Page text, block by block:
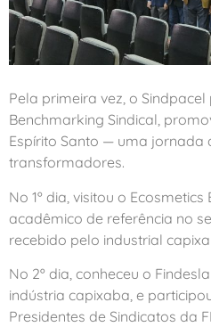
Pela primeira vez, o
Benchmarking Sindical,
Espírito Santo — uma jornada
transformadores.
No 1º dia, visitou o
acadêmico de referência no
recebido pelo industrial
No 2º dia, conheceu o
indústria capixaba, e
Presidentes de Sindicatos da